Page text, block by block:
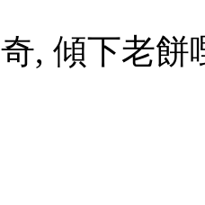
, 傾下老餅